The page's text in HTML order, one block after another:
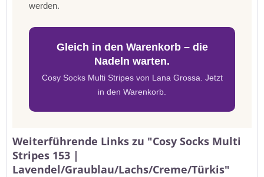
werden.
Gleich in den Warenkorb – die
Nadeln warten.
Cosy Socks Multi Stripes von Lana Grossa. Jetzt
in den Warenkorb.
Weiterführende Links zu "Cosy Socks Multi
Stripes 153 |
Lavendel/Graublau/Lachs/Creme/Türkis"